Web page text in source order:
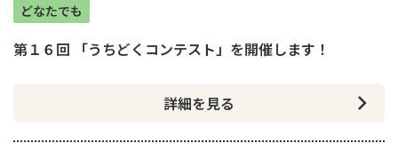
どなたでも
第１６回 「うちどくコンテスト」を開催します！
詳細を見る